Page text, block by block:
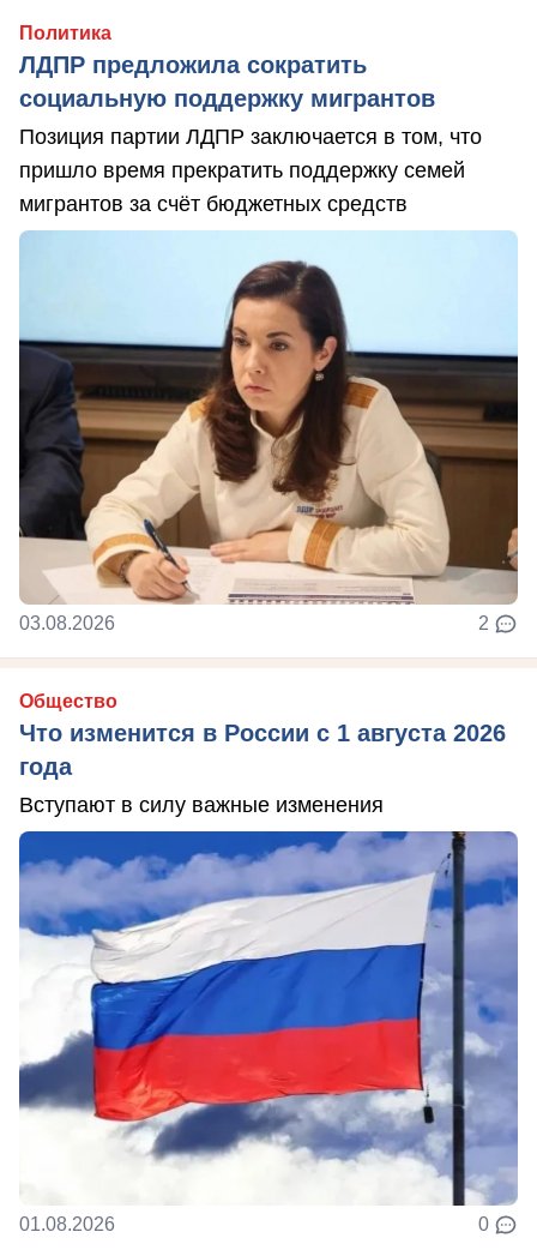
Политика
ЛДПР предложила сократить
социальную поддержку мигрантов
Позиция партии ЛДПР заключается в том, что
пришло время прекратить поддержку семей
мигрантов за счёт бюджетных средств
03.08.2026 2
Общество
Что изменится в России с 1 августа 2026
года
Вступают в силу важные изменения
01.08.2026 0